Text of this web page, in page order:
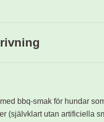
bbq-smak för hundar
(självklart utan artificiella